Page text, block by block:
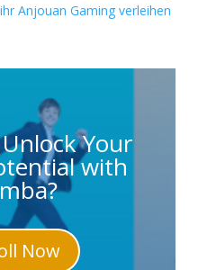
Anjouan Gaming verleihen
Your
with
Now